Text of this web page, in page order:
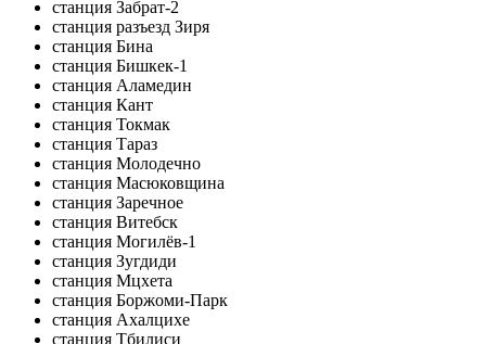
станция Забрат-2
станция разъезд Зиря
станция Бина
станция Бишкек-1
станция Аламедин
станция Кант
станция Токмак
станция Тараз
станция Молодечно
станция Масюковщина
станция Заречное
станция Витебск
станция Могилёв-1
станция Зугдиди
станция Мцхета
станция Боржоми-Парк
станция Ахалцихе
станция Тбилиси